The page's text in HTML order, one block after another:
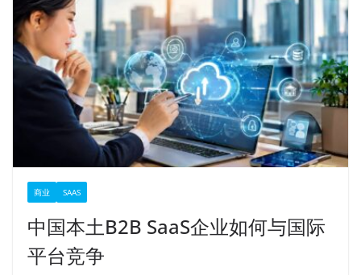
商业 SAAS
中国本土B2B SaaS企业如何与国际
平台竞争